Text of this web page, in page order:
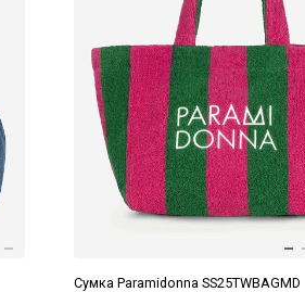
Сумка Paramidonna SS25TWBAGMD